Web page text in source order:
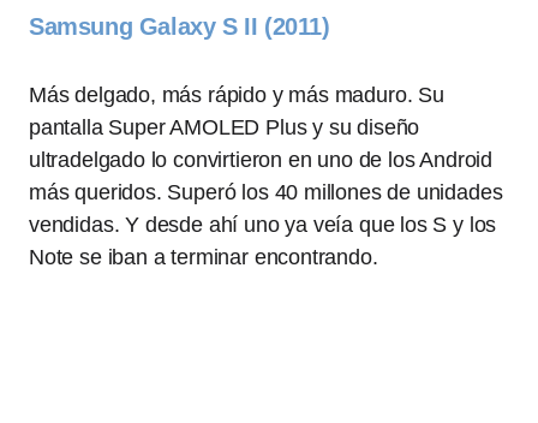
Samsung Galaxy S II (2011)
Más delgado, más rápido y más maduro. Su
pantalla Super AMOLED Plus y su diseño
ultradelgado lo convirtieron en uno de los Android
más queridos. Superó los 40 millones de unidades
vendidas. Y desde ahí uno ya veía que los S y los
Note se iban a terminar encontrando.